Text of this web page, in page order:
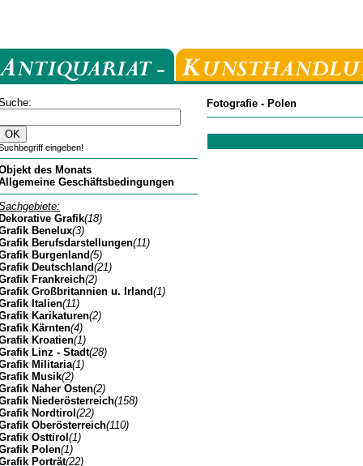
eingeben!
des Monats
Geschäftsbedingungen
Grafik(18)
Benelux(3)
Berufsdarstellungen(11)
Burgenland(5)
Deutschland(21)
Frankreich(2)
Großbritannien u. Irland(1)
Italien(11)
Karikaturen(2)
Kärnten(4)
Kroatien(1)
Linz - Stadt(28)
Militaria(1)
Musik(2)
Naher Osten(2)
Niederösterreich(158)
Nordtirol (22)
Oberösterreich(110)
Osttirol (1)
Polen(1)
Porträt(22)
Fotografie - Polen